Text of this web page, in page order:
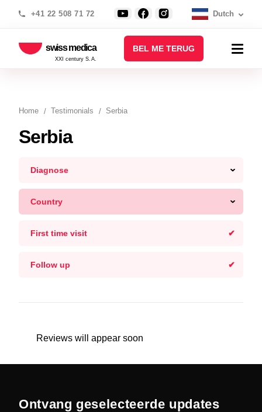
+41 22 508 71 72 Dutch
swiss medica
XXI century S.A.
BEL ME TERUG
Home Testimonials Serbia
Serbia
Diagnose
Country
First time visit
Follow up
Reviews will appear soon
Ontvang geselecteerde updates